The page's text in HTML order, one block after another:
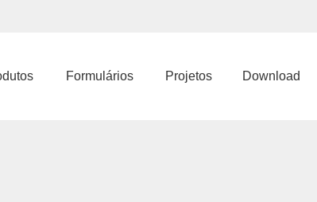
Formulários Projetos Download